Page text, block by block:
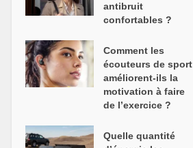
antibruit
confortables ?
Comment les
écouteurs de sport
améliorent-ils la
motivation à faire
de l’exercice ?
Quelle quantité